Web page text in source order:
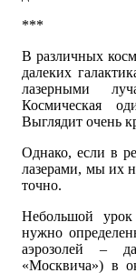
***
В различных
далеких
лазерными
Космическая
Выглядит очень
Однако, если в
лазерами, мы их
точно.
Небольшой
нужно
аэрозолей –
«Москвича») в